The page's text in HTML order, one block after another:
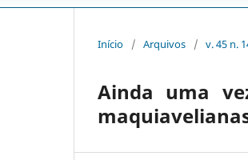
Início / Arquivos / v. 45 n.
Ainda uma